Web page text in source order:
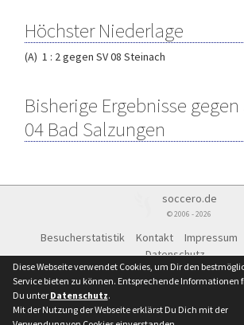
Team
Landesklasse
Spielplan
Höchster Niederlage
(A) 1 : 2 gegen SV 08 Steinach
Bisherige Ergebnisse gegen
04 Bad Salzungen
soccero.de
© 2006 - 2026
Besucherstatistik Kontakt Impressum
Datenschutz
Diese Webseite verwendet Cookies, um Dir den
Service bieten zu können. Entsprechende Informationen
Du unter Datenschutz.
Mit der Nutzung der Webseite erklärst Du Dich mit der